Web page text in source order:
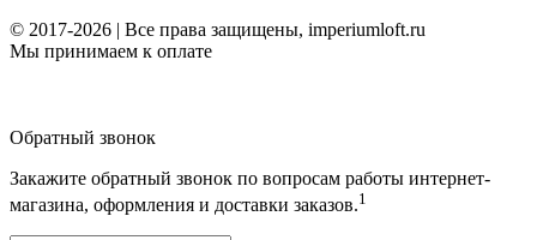
© 2017-2026 | Все права защищены, imperiumloft.ru
Мы принимаем к оплате
Обратный звонок
Закажите обратный звонок по вопросам работы интернет-
магазина, оформления и доставки заказов.1